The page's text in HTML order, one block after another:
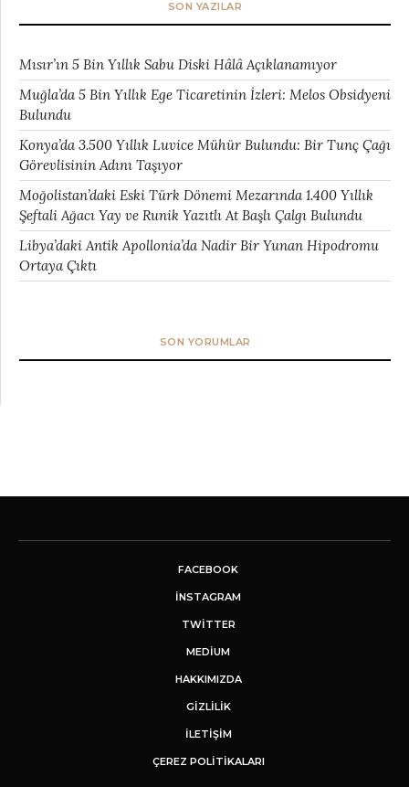
SON YAZILAR
Mısır’ın 5 Bin Yıllık Sabu Diski Hâlâ Açıklanamıyor
Muğla’da 5 Bin Yıllık Ege Ticaretinin İzleri: Melos Obsidyeni
Bulundu
Konya’da 3.500 Yıllık Luvice Mühür Bulundu: Bir Tunç Çağı
Görevlisinin Adını Taşıyor
Moğolistan’daki Eski Türk Dönemi Mezarında 1.400 Yıllık
Şeftali Ağacı Yay ve Runik Yazıtlı At Başlı Çalgı Bulundu
Libya’daki Antik Apollonia’da Nadir Bir Yunan Hipodromu
Ortaya Çıktı
SON YORUMLAR
FACEBOOK
INSTAGRAM
TWITTER
MEDIUM
HAKKIMIZDA
GİZLİLİK
İLETIŞIM
ÇEREZ POLITIKALARI